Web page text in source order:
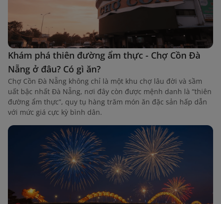
Khám phá thiên đường ẩm thực - Chợ Cồn Đà
Nẵng ở đâu? Có gì ăn?
Chợ Cồn Đà Nẵng không chỉ là một khu chợ lâu đời và sầm
uất bậc nhất Đà Nẵng, nơi đây còn được mệnh danh là “thiên
đường ẩm thực”, quy tụ hàng trăm món ăn đặc sản hấp dẫn
với mức giá cực kỳ bình dân.